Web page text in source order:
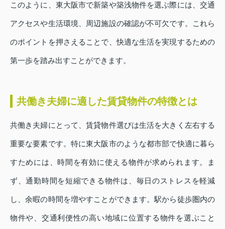
このように、東大阪市で新築や築浅物件を選ぶ際には、交通
アクセスや生活環境、周辺施設の確認が不可欠です。これら
のポイントを押さえることで、快適な生活を実現するための
第一歩を踏み出すことができます。
共働き夫婦に適した賃貸物件の特徴とは
共働き夫婦にとって、賃貸物件選びは生活を大きく左右する
重要な要素です。特に東大阪市のような都市部で快適に暮ら
すためには、時間を有効に使える物件が求められます。ま
ず、通勤時間を短縮できる物件は、毎日のストレスを軽減
し、余暇の時間を増やすことができます。駅から徒歩圏内の
物件や、交通利便性の高い地域に位置する物件を選ぶこと